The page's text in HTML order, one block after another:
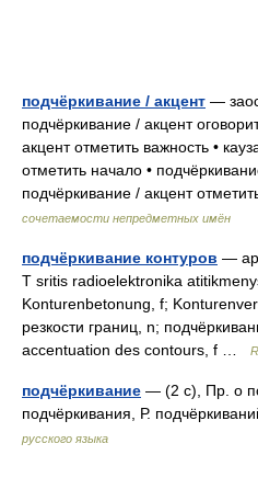
подчёркивание / акцент —
подчёркивание / акцент
акцент отметить важность •
отметить начало •
подчёркивание / акцент
сочетаемости непредметных имён
подчёркивание контуров —
T sritis radioelektronika
Konturenbetonung, f;
резкости границ, n;
accentuation des contours, f …
подчёркивание — (2 с), Пр. о
подчёркивания, Р.
русского языка